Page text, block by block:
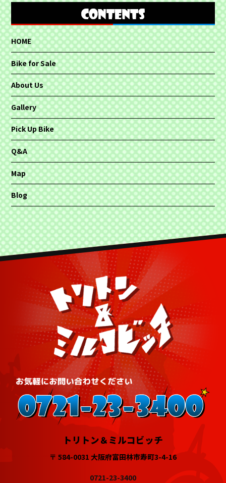
HOME
Bike for Sale
About Us
Gallery
Pick Up Bike
Q&A
Map
Blog
トリトン＆ミルコビッチ
〒 584-0031 大阪府富田林市寿町3-4-16
0721-23-3400